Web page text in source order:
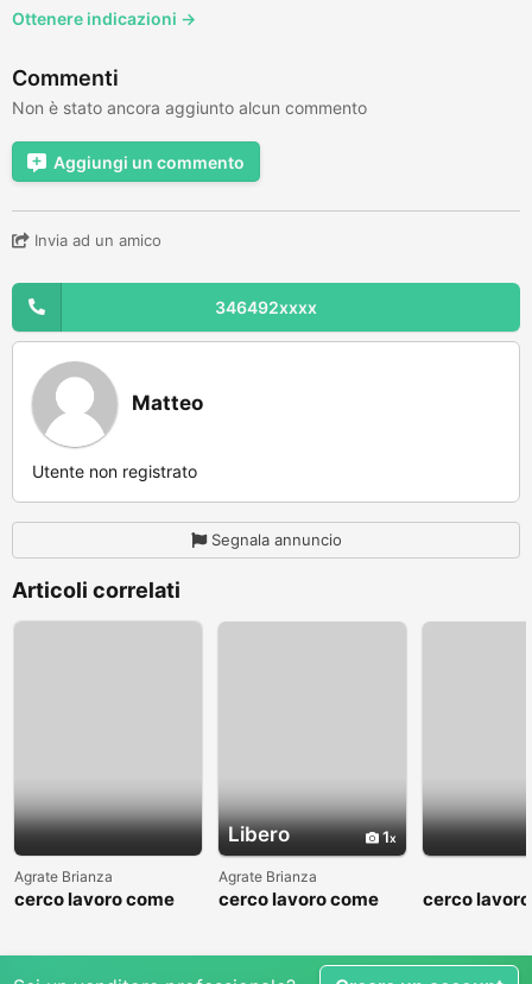
Ottenere indicazioni →
Commenti
Non è stato ancora aggiunto alcun commento
Aggiungi un commento
Invia ad un amico
346492xxxx
Matteo
Utente non registrato
Segnala annuncio
Articoli correlati
Agrate Brianza
cerco lavoro come
Libero 1
Agrate Brianza
cerco lavoro come
cerco